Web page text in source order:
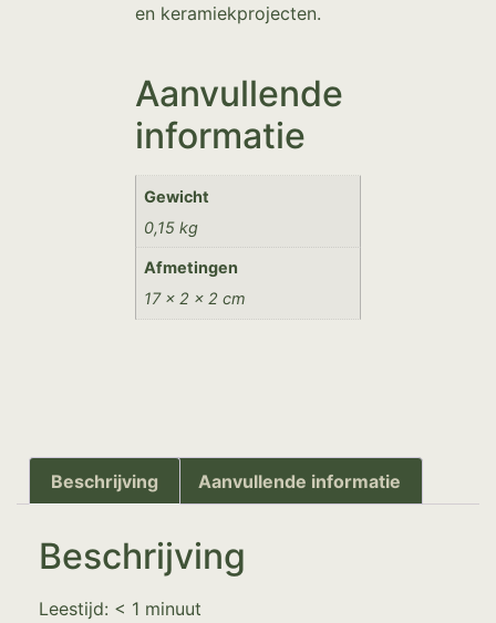
en keramiekprojecten.
Aanvullende
informatie
Gewicht
0,15 kg
Afmetingen
17 × 2 × 2 cm
Beschrijving Aanvullende informatie
Beschrijving
Leestijd: < 1 minuut